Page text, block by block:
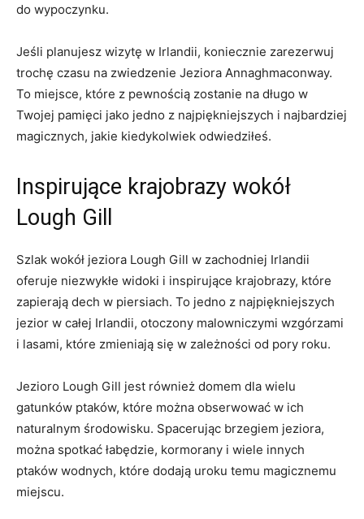
⁢do wypoczynku.
Jeśli planujesz wizytę w ⁣Irlandii, koniecznie zarezerwuj
trochę czasu na zwiedzenie⁤ Jeziora Annaghmaconway.⁤
To miejsce, które z pewnością zostanie na długo w
Twojej pamięci jako‍ jedno z⁣ najpiękniejszych i najbardziej
magicznych, jakie kiedykolwiek odwiedziłeś.
Inspirujące krajobrazy wokół ​
Lough Gill
Szlak wokół jeziora Lough Gill w zachodniej Irlandii
oferuje niezwykłe widoki‍ i inspirujące krajobrazy, które
zapierają dech w piersiach. To jedno z najpiękniejszych
jezior ‍w całej⁤ Irlandii, otoczony malowniczymi wzgórzami
i lasami,‌ które⁤ zmieniają się w zależności od pory roku.
Jezioro Lough Gill jest również domem dla wielu
gatunków ptaków, które można obserwować w ich
naturalnym środowisku. ​Spacerując brzegiem jeziora,
można spotkać‌ łabędzie, kormorany i wiele innych
ptaków wodnych,⁣ które dodają uroku temu ‌magicznemu
miejscu.